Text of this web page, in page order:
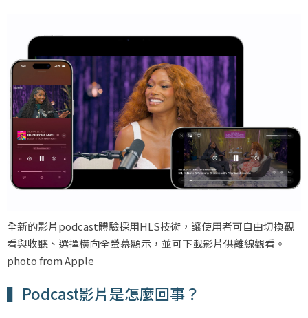
全新的影片podcast體驗採用HLS技術，讓使用者可自由切換觀
看與收聽、選擇橫向全螢幕顯示，並可下載影片供離線觀看。
photo from Apple
▍Podcast影片是怎麼回事？